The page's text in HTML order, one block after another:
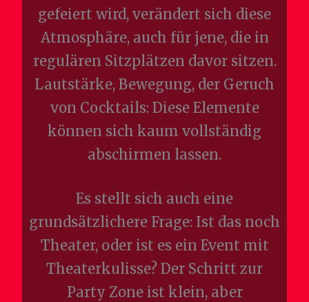
gefeiert wird, verändert sich diese
Atmosphäre, auch für jene, die in
regulären Sitzplätzen davor sitzen.
Lautstärke, Bewegung, der Geruch
von Cocktails: Diese Elemente
können sich kaum vollständig
abschirmen lassen.
Es stellt sich auch eine
grundsätzlichere Frage: Ist das noch
Theater, oder ist es ein Event mit
Theaterkulisse? Der Schritt zur
Party Zone ist klein, aber